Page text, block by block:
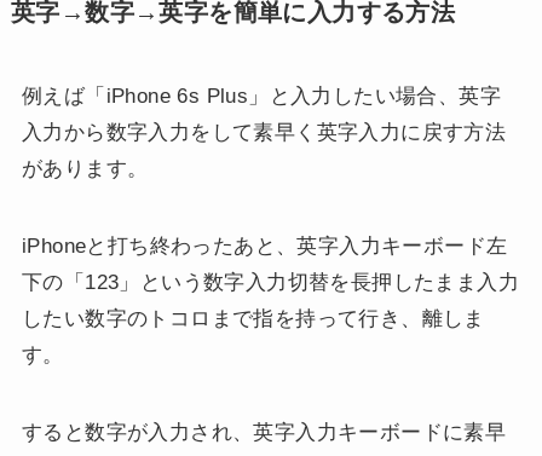
英字→数字→英字を簡単に入力する方法
例えば「iPhone 6s Plus」と入力したい場合、英字
入力から数字入力をして素早く英字入力に戻す方法
があります。
iPhoneと打ち終わったあと、英字入力キーボード左
下の「123」という数字入力切替を長押したまま入力
したい数字のトコロまで指を持って行き、離しま
す。
すると数字が入力され、英字入力キーボードに素早